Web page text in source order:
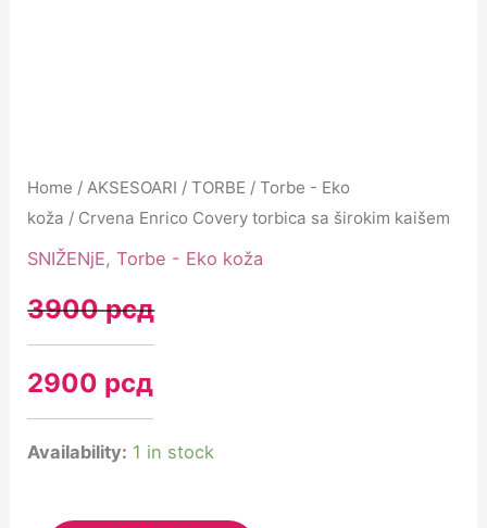
Home /AKSESOARI /TORBE /Torbe - Eko
koža / Crvena Enrico Covery torbica sa širokim kaišem
SNIŽENjE,Torbe - Eko koža
3900рсд
2900 рсд
Availability: 1 in stock